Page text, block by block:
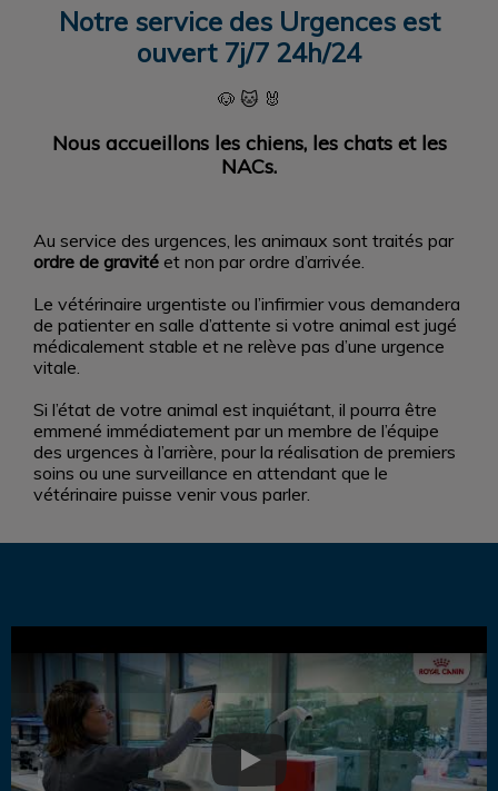
Notre service des Urgences est
ouvert 7j/7 24h/24
🐶 🐱 🐰
Nous accueillons les chiens, les chats et les
NACs.
Au service des urgences, les animaux sont traités par
ordre de gravité et non par ordre d’arrivée.
Le vétérinaire urgentiste ou l’infirmier vous demandera
de patienter en salle d’attente si votre animal est jugé
médicalement stable et ne relève pas d’une urgence
vitale.
Si l’état de votre animal est inquiétant, il pourra être
emmené immédiatement par un membre de l’équipe
des urgences à l’arrière, pour la réalisation de premiers
soins ou une surveillance en attendant que le
vétérinaire puisse venir vous parler.
Play